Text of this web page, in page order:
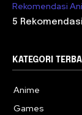
Rekomendasi
5
KATEGORI
Anime
Games